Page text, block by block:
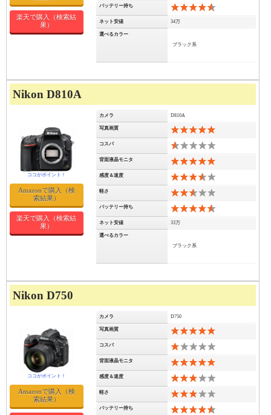
バッテリー持ち
ネット安値 34万
選べるカラー
ブラック系
楽天で購入（検索結
果）
Nikon D810A
カメラ D810A
写真画質
コスパ
背面液晶モニタ
感度＆速度
軽さ
バッテリー持ち
ネット安値 33万
選べるカラー
ブラック系
Amazonで購入（検
索結果）
楽天で購入（検索結
果）
Nikon D750
カメラ D750
写真画質
コスパ
背面液晶モニタ
感度＆速度
軽さ
バッテリー持ち
Amazonで購入（検
索結果）